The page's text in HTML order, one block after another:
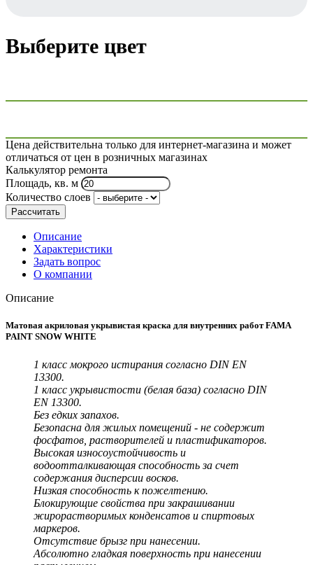
Выберите цвет
Цена действительна только для интернет-магазина и может
отличаться от цен в розничных магазинах
Калькулятор ремонта
Площадь, кв. м
Количество слоев
Рассчитать
Описание
Характеристики
Задать вопрос
О компании
Описание
Матовая акриловая укрывистая краска для внутренних работ FAMA
PAINT SNOW WHITE
1 класс мокрого истирания согласно DIN EN
13300.
1 класс укрывистости (белая база) согласно DIN
EN 13300.
Без едких запахов.
Безопасна для жилых помещений - не содержит
фосфатов, растворителей и пластификаторов.
Высокая износоустойчивость и
водоотталкивающая способность за счет
содержания дисперсии восков.
Низкая способность к пожелтению.
Блокирующие свойства при закрашивании
жирорастворимых конденсатов и спиртовых
маркеров.
Отсутствие брызг при нанесении.
Абсолютно гладкая поверхность при нанесении